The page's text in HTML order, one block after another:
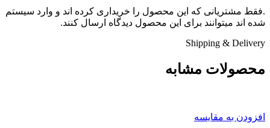
.فقط مشتریانی که این محصول را خریداری کرده اند و وارد سیستم
شده اند میتوانند برای این محصول دیدگاه ارسال کنند.
Shipping & Delivery
محصولات مشابه
افزودن به مقایسه